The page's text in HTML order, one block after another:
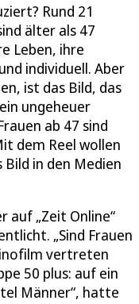
Rund 21
älter als 47
Leben, ihre
individuell. Aber
ist das Bild, das
ungeheuer
ab 47 sind
dem Reel wollen
in den Medien
„Zeit Online“
„Sind Frauen
vertreten
50 plus: auf ein
Männer“, hatte